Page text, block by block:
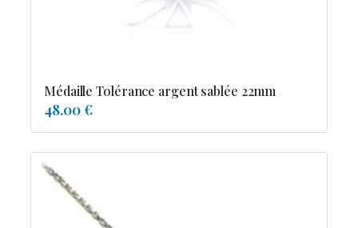
Médaille Tolérance argent sablée 22mm
48.00 €